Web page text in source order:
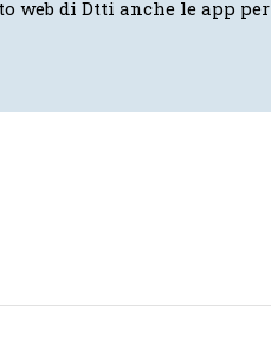
web di Dtti anche le app per